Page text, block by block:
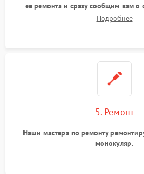
ее ремонта и сразу сообщим вам о
Подробнее
5. Ремонт
Наши мастера по ремонту
монокуляр.